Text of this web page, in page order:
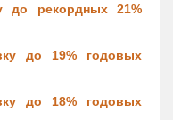
до рекордных 21%
до 19% годовых
до 18% годовых